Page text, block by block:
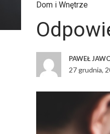
Dom i Wnętrze
PAWEŁ
27 grudnia,